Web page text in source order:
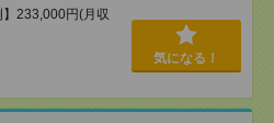
233,000円(月収
気になる！